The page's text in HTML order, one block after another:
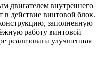
двигателем внутреннего
в действие винтовой блок.
заполненную
работу винтовой
реализована улучшенная